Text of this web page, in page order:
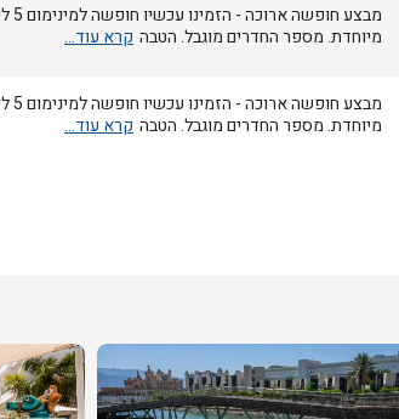
מיוחדת. מספר החדרים מוגבל. הטבה
מיוחדת. מספר החדרים מוגבל. הטבה